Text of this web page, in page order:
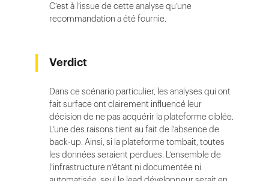
C’est à l’issue de cette analyse qu’une
recommandation a été fournie.
Verdict
Dans ce scénario particulier, les analyses qui ont
fait surface ont clairement influencé leur
décision de ne pas acquérir la plateforme ciblée.
L’une des raisons tient au fait de l’absence de
back-up. Ainsi, si la plateforme tombait, toutes
les données seraient perdues. L’ensemble de
l’infrastructure n’étant ni documentée ni